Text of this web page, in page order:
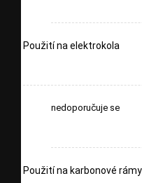
Použití na elektrokola
nedoporučuje se
Použití na karbonové rámy